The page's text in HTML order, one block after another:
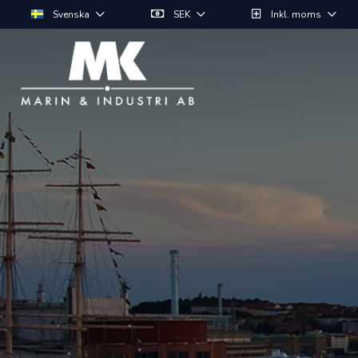
Svenska SEK Inkl. moms